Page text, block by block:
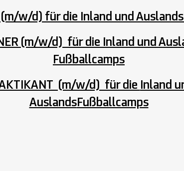
(m/w/d) für die Inland und
(m/w/d) für die Inland und
Fußballcamps
(m/w/d) für die Inland
AuslandsFußballcamps